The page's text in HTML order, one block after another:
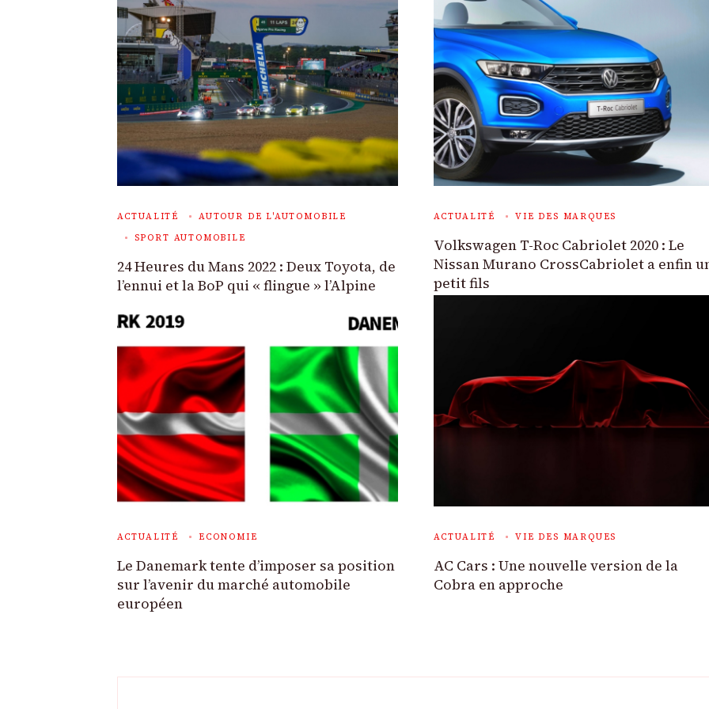
ACTUALITÉ
AUTOUR DE L'AUTOMOBILE
SPORT AUTOMOBILE
24 Heures du Mans 2022 : Deux Toyota, de
l’ennui et la BoP qui « flingue » l’Alpine
ACTUALITÉ VIE DES MARQUES
Volkswagen T-Roc Cabriolet 2020 : Le
Nissan Murano CrossCabriolet a enfin
petit fils
ACTUALITÉ ECONOMIE
Le Danemark tente d’imposer sa position
sur l’avenir du marché automobile
européen
ACTUALITÉ VIE DES MARQUES
AC Cars : Une nouvelle version de la
Cobra en approche